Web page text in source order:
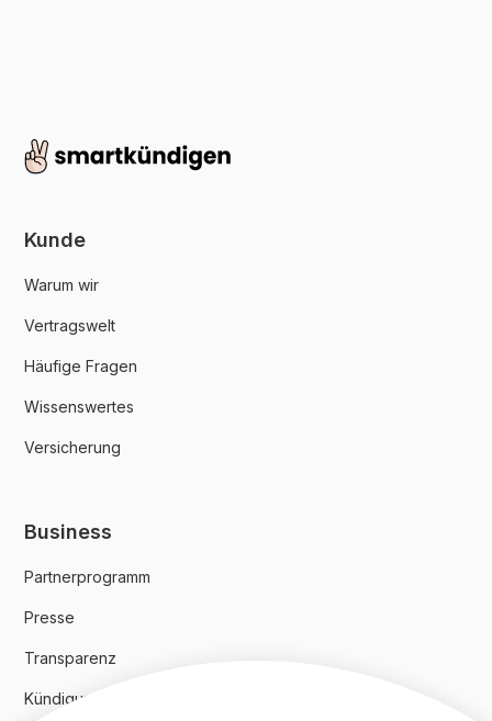
Kunde
Warum wir
Vertragswelt
Häufige Fragen
Wissenswertes
Versicherung
Business
Partnerprogramm
Presse
Transparenz
Kündigungsindex 2024